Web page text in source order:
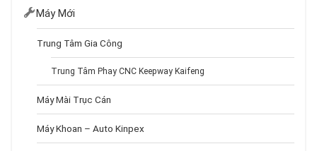
Máy Mới
Trung Tâm Gia Công
Trung Tâm Phay CNC Keepway Kaifeng
Máy Mài Trục Cán
Máy Khoan – Auto Kinpex